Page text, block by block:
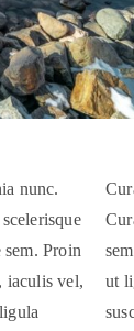
nunc.
Proin
iaculis vel,
ut